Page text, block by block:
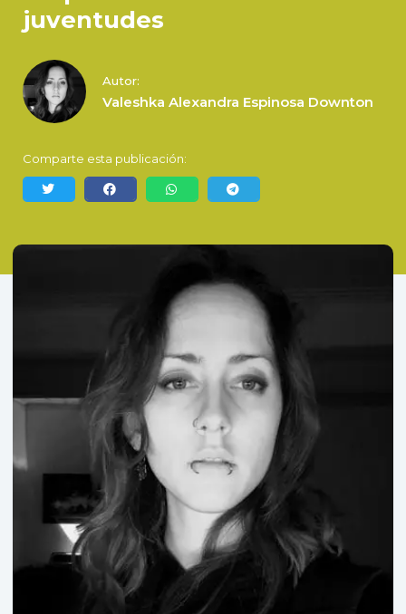
juventudes
Autor:
Valeshka Alexandra Espinosa Downton
Comparte esta publicación: